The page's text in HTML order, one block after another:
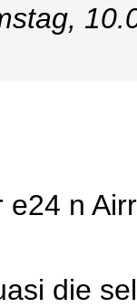
n
die